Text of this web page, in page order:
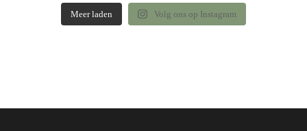
Meer laden Volg ons op Instagram